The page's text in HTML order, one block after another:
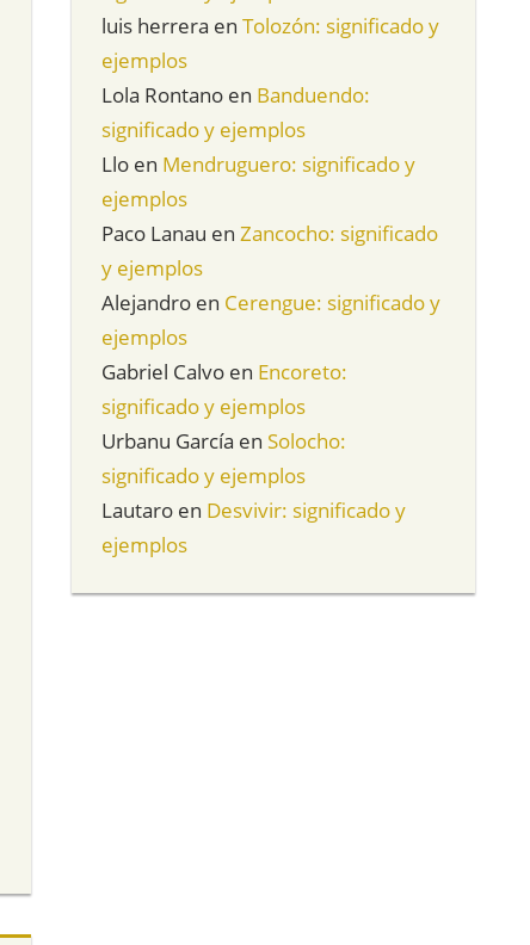
luis herrera enTolozón: significado y
ejemplos
Lola Rontano en Banduendo:
significado y ejemplos
Llo en Mendruguero: significado y
ejemplos
Paco Lanau enZancocho: significado
y ejemplos
Alejandro en Cerengue: significado y
ejemplos
Gabriel Calvo en Encoreto:
significado y ejemplos
Urbanu García enSolocho:
significado y ejemplos
Lautaro en Desvivir: significado y
ejemplos